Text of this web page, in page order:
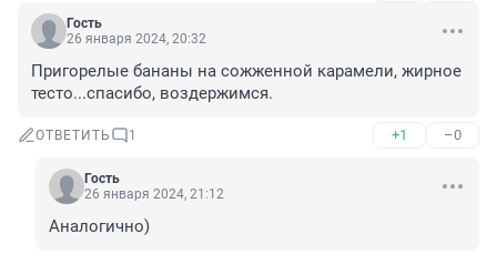
Гость
26 января 2024, 20:32
Пригорелые бананы на сожженной карамели, жирное
тесто...спасибо, воздержимся.
ОТВЕТИТЬ 1 +1 –0
Гость
26 января 2024, 21:12
Аналогично)